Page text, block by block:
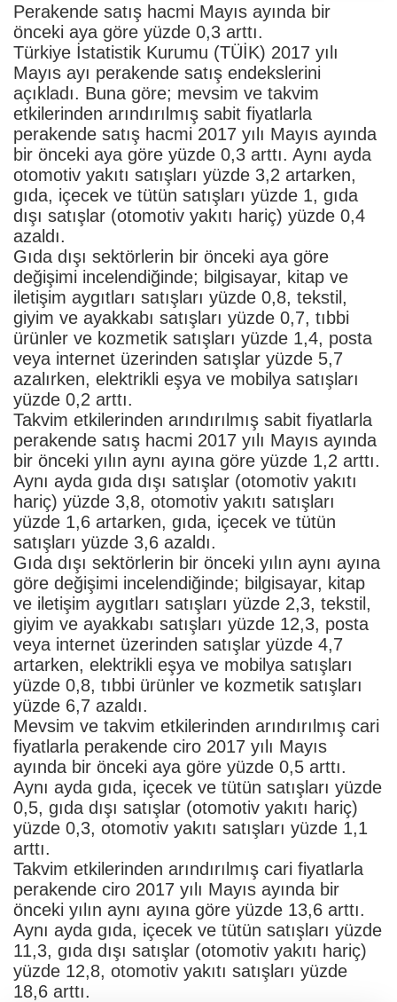
Perakende satış hacmi Mayıs ayında bir
önceki aya göre yüzde 0,3 arttı.
Türkiye İstatistik Kurumu (TÜİK) 2017 yılı
Mayıs ayı perakende satış endekslerini
açıkladı. Buna göre; mevsim ve takvim
etkilerinden arındırılmış sabit fiyatlarla
perakende satış hacmi 2017 yılı Mayıs ayında
bir önceki aya göre yüzde 0,3 arttı. Aynı ayda
otomotiv yakıtı satışları yüzde 3,2 artarken,
gıda, içecek ve tütün satışları yüzde 1, gıda
dışı satışlar (otomotiv yakıtı hariç) yüzde 0,4
azaldı.
Gıda dışı sektörlerin bir önceki aya göre
değişimi incelendiğinde; bilgisayar, kitap ve
iletişim aygıtları satışları yüzde 0,8, tekstil,
giyim ve ayakkabı satışları yüzde 0,7, tıbbi
ürünler ve kozmetik satışları yüzde 1,4, posta
veya internet üzerinden satışlar yüzde 5,7
azalırken, elektrikli eşya ve mobilya satışları
yüzde 0,2 arttı.
Takvim etkilerinden arındırılmış sabit fiyatlarla
perakende satış hacmi 2017 yılı Mayıs ayında
bir önceki yılın aynı ayına göre yüzde 1,2 arttı.
Aynı ayda gıda dışı satışlar (otomotiv yakıtı
hariç) yüzde 3,8, otomotiv yakıtı satışları
yüzde 1,6 artarken, gıda, içecek ve tütün
satışları yüzde 3,6 azaldı.
Gıda dışı sektörlerin bir önceki yılın aynı ayına
göre değişimi incelendiğinde; bilgisayar, kitap
ve iletişim aygıtları satışları yüzde 2,3, tekstil,
giyim ve ayakkabı satışları yüzde 12,3, posta
veya internet üzerinden satışlar yüzde 4,7
artarken, elektrikli eşya ve mobilya satışları
yüzde 0,8, tıbbi ürünler ve kozmetik satışları
yüzde 6,7 azaldı.
Mevsim ve takvim etkilerinden arındırılmış cari
fiyatlarla perakende ciro 2017 yılı Mayıs
ayında bir önceki aya göre yüzde 0,5 arttı.
Aynı ayda gıda, içecek ve tütün satışları yüzde
0,5, gıda dışı satışlar (otomotiv yakıtı hariç)
yüzde 0,3, otomotiv yakıtı satışları yüzde 1,1
arttı.
Takvim etkilerinden arındırılmış cari fiyatlarla
perakende ciro 2017 yılı Mayıs ayında bir
önceki yılın aynı ayına göre yüzde 13,6 arttı.
Aynı ayda gıda, içecek ve tütün satışları yüzde
11,3, gıda dışı satışlar (otomotiv yakıtı hariç)
yüzde 12,8, otomotiv yakıtı satışları yüzde
18,6 arttı.